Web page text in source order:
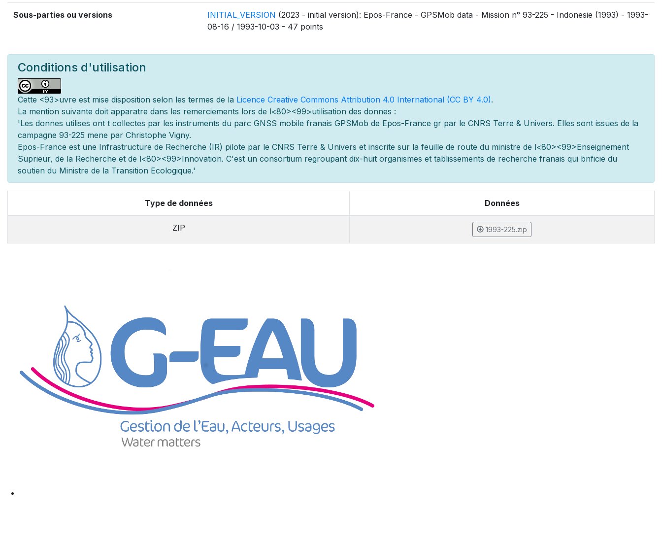
Sous-parties ou versions INITIAL_VERSION (2023 - initial version): Epos-France - GPSMob data - Mission n° 93-225 - Indonesie (1993) - 1993-
08-16 / 1993-10-03 - 47 points
Conditions d'utilisation
Cette <93>uvre est mise disposition selon les termes de la Licence Creative Commons Attribution 4.0 International (CC BY 4.0).
La mention suivante doit apparatre dans les remerciements lors de l<80><99>utilisation des donnes :
'Les donnes utilises ont t collectes par les instruments du parc GNSS mobile franais GPSMob de Epos-France gr par le CNRS Terre & Univers. Elles sont issues de la
campagne 93-225 mene par Christophe Vigny.
Epos-France est une Infrastructure de Recherche (IR) pilote par le CNRS Terre & Univers et inscrite sur la feuille de route du ministre de l<80><99>Enseignement
Suprieur, de la Recherche et de l<80><99>Innovation. C'est un consortium regroupant dix-huit organismes et tablissements de recherche franais qui bnficie du
soutien du Ministre de la Transition Ecologique.'
Type de données Données
ZIP 1993-225.zip